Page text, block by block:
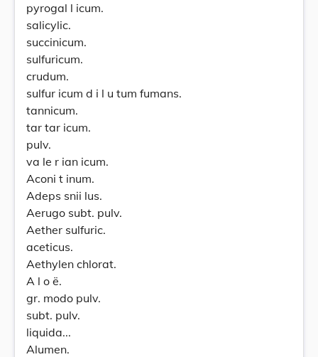
pyrogal l icum.
salicylic.
succinicum.
sulfuricum.
crudum.
sulfur icum d i l u tum fumans.
tannicum.
tar tar icum.
pulv.
va le r ian icum.
Aconi t inum.
Adeps snii lus.
Aerugo subt. pulv.
Aether sulfuric.
aceticus.
Aethylen chlorat.
A l o ë.
gr. modo pulv.
subt. pulv.
liquida...
Alumen.